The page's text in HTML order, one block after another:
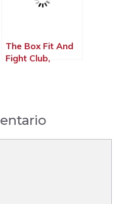
The Box Fit And
Fight Club,